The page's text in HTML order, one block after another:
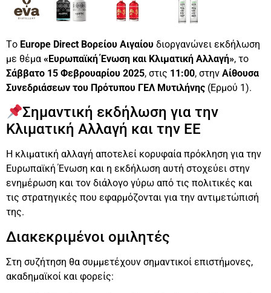
Tο Europe Direct Βορείου Αιγαίου διοργανώνει εκδήλωση
με θέμα «Ευρωπαϊκή Ένωση και Κλιματική Αλλαγή», το
Σάββατο 15 Φεβρουαρίου 2025, στις 11:00, στην Αίθουσα
Συνεδριάσεων του Πρότυπου ΓΕΛ Μυτιλήνης (Ερμού 1).
Σημαντική εκδήλωση για την
Κλιματική Αλλαγή και την ΕΕ
Η κλιματική αλλαγή αποτελεί κορυφαία πρόκληση για την
Ευρωπαϊκή Ένωση και η εκδήλωση αυτή στοχεύει στην
ενημέρωση και τον διάλογο γύρω από τις πολιτικές και
τις στρατηγικές που εφαρμόζονται για την αντιμετώπισή
της.
Διακεκριμένοι ομιλητές
Στη συζήτηση θα συμμετέχουν σημαντικοί επιστήμονες,
ακαδημαϊκοί και φορείς: